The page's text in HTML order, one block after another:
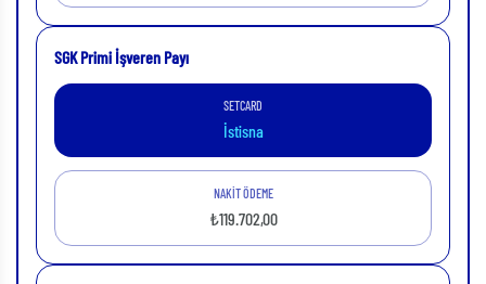
SGK Primi İşveren Payı
SETCARD
İstisna
NAKİT ÖDEME
₺119.702,00